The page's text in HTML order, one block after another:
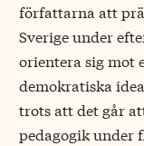
författarna att
Sverige under
orientera sig mot
demokratiska
trots att det går
pedagogik under